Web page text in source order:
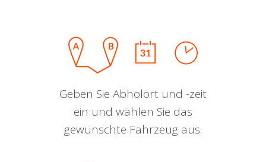
Geben Sie Abholort und -zeit
ein und wählen Sie das
gewünschte Fahrzeug aus.